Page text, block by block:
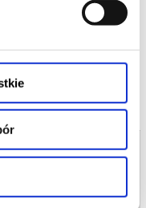
odwołania